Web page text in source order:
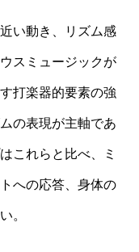
い動き、リズム感
スミュージックが
打楽器的要素の強
の表現が主軸であ
これらと比べ、ミ
への応答、身体の
。